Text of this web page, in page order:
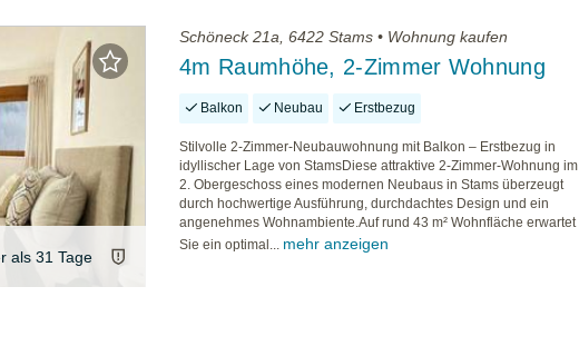
als 31 Tage
Schöneck 21a, 6422 Stams • Wohnung kaufen
4m Raumhöhe, 2-Zimmer Wohnung
Balkon Neubau Erstbezug
Stilvolle 2-Zimmer-Neubauwohnung mit Balkon – Erstbezug in
idyllischer Lage von StamsDiese attraktive 2-Zimmer-Wohnung im
2. Obergeschoss eines modernen Neubaus in Stams überzeugt
durch hochwertige Ausführung, durchdachtes Design und ein
angenehmes Wohnambiente.Auf rund 43 m² Wohnfläche erwartet
Sie ein optimal... mehr anzeigen